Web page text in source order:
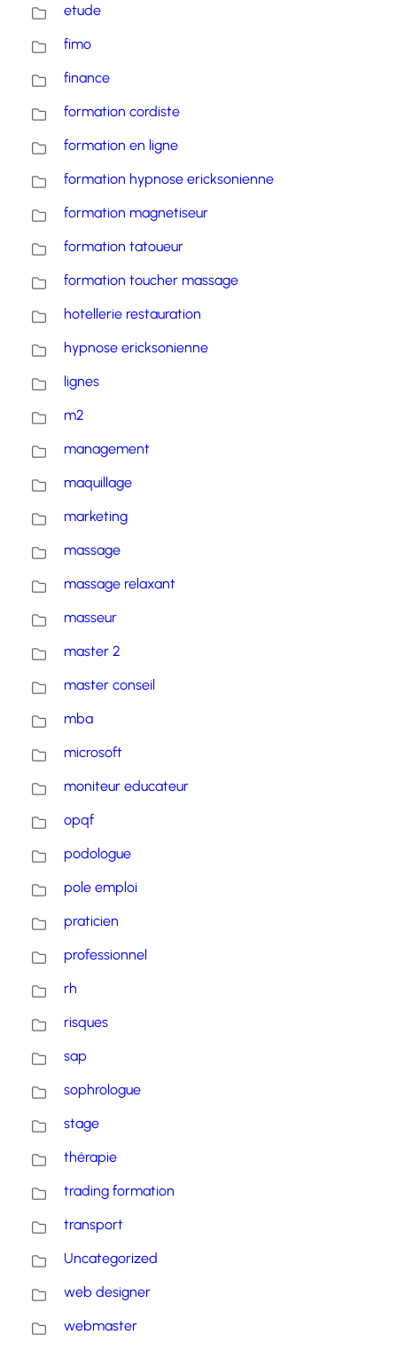
etude
fimo
finance
formation cordiste
formation en ligne
formation hypnose ericksonienne
formation magnetiseur
formation tatoueur
formation toucher massage
hotellerie restauration
hypnose ericksonienne
lignes
m2
management
maquillage
marketing
massage
massage relaxant
masseur
master 2
master conseil
mba
microsoft
moniteur educateur
opqf
podologue
pole emploi
praticien
professionnel
rh
risques
sap
sophrologue
stage
thérapie
trading formation
transport
Uncategorized
web designer
webmaster